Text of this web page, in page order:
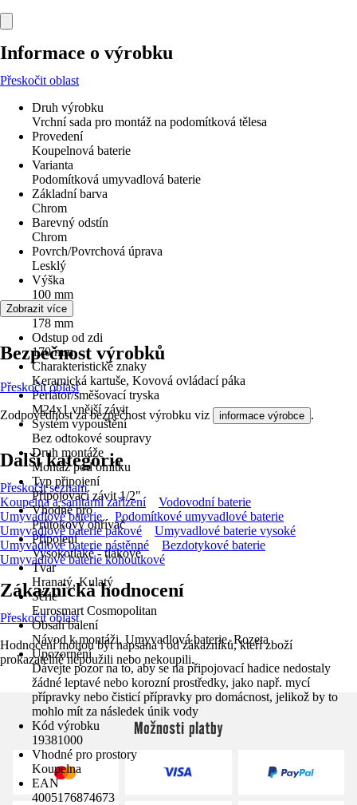
Informace o výrobku
Přeskočit oblast
Druh výrobku
Vrchní sada pro montáž na podomítková tělesa
Provedení
Koupelnová baterie
Varianta
Podomítková umyvadlová baterie
Základní barva
Chrom
Barevný odstín
Chrom
Povrch/Povrchová úprava
Lesklý
Výška
100 mm
Šířka
178 mm
Odstup od zdi
170 mm
Charakteristické znaky
Keramická kartuše, Kovová ovládací páka
Perlátor/směšovací tryska
M24x1 vnější závit
Systém vypouštění
Bez odtokové soupravy
Druh montáže
Montáž pod omítku
Typ připojení
Připojovací závit 1/2"
Vhodné pro
Průtokový ohřívač
Připojení
Vysokotlaké - tlakové
Tvar
Hranatý, Kulatý
Série
Eurosmart Cosmopolitan
Obsah balení
Návod k montáži, Umyvadlová baterie, Rozeta
Upozornění
Dávejte pozor na to, aby se na připojovací hadice nedostaly
žádné leptavé nebo korozní prostředky, jako např. mycí
přípravky nebo čisticí přípravky pro domácnost, jelikož by to
mohlo mít za následek únik vody
Kód výrobku
19381000
Vhodné pro prostory
Koupelna
EAN
4005176874673
Zobrazit více
Bezpečnost výrobků
Přeskočit oblast
Zodpovědnost za bezpečnost výrobku viz informace výrobce .
Další kategorie
Přeskočit seznam
Koupelna a sanitární zařízení
Vodovodní baterie
Umyvadlové baterie
Podomítkové umyvadlové baterie
Umyvadlové baterie pákové
Umyvadlové baterie vysoké
Umyvadlové baterie nástěnné
Bezdotykové baterie
Umyvadlové baterie kohoutkové
Zákaznická hodnocení
Přeskočit oblast
Hodnocení mohou být napsána i od zákazníků, kteří zboží
prokazatelně nepoužili nebo nekoupili.
Možnosti platby